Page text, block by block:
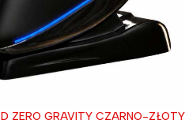
ZERO GRAVITY CZARNO-ZŁOTY